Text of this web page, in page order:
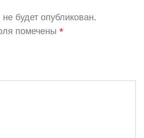
будет опубликован.
помечены *